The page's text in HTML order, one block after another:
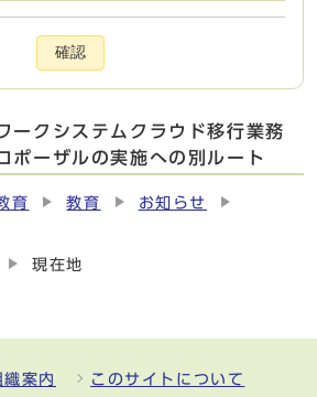
確認
ークシステムクラウド移行業務
ポーザルの実施への別ルート
育 教育
お知らせ
現在地
織案内 このサイトについて